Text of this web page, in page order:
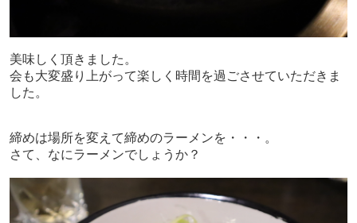
美味しく頂きました。
会も大変盛り上がって楽しく時間を過ごさせていただきま
した。
締めは場所を変えて締めのラーメンを・・・。
さて、なにラーメンでしょうか？